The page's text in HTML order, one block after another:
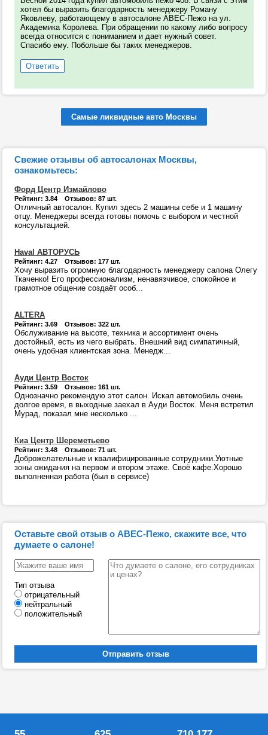
хотел бы выразить благодарность менеджеру Роману
Яковлеву, работающему в автосалоне АВЕС-Пежо на ул.
Академика Королева. При обращении по какому либо вопросу
всегда относится с пониманием и дает нужный совет.
Спасибо ему. Побольше бы таких менеджеров.
Ответить
Самые ликвидные авто Москвы
Свежие отзывы об автосалонах Москвы,
ознакомьтесь:
Форд Центр Измайлово
Рейтинг: 3.84 Отзывов: 87 шт.
Отличный автосалон. Купил здесь 2 машины себе и 1 машину
отцу. Менеджеры всегда готовы помочь с выбором и честной
консультацией.
Haval АВТОРУСЬ
Рейтинг: 4.27 Отзывов: 177 шт.
Хочу выразить огромную благодарность менеджеру салона Олегу
Ткаченко! Его профессионализм, ненавязчивое, спокойное и
грамотное общение создаёт особ...
ALTERA
Рейтинг: 3.69 Отзывов: 322 шт.
Обслуживание на высоте, техника и ассортимент очень
достойный, есть из чего выбрать. Внешний вид симпатичный,
очень удобная клиентская зона. Менедж...
Ауди Центр Восток
Рейтинг: 3.59 Отзывов: 161 шт.
Однозначно рекомендую этот салон. Искал автомобиль очень
долгое время, в выходные заехал в Ауди Восток. Меня встретил
Мурад, показал мне несколько ...
Киа Центр Шереметьево
Рейтинг: 3.48 Отзывов: 71 шт.
Доброжелательные и квалифицированные сотрудники.Уютные
зоны ожидания на первом и втором этаже. Своё кафе.Хорошо
выполненная работа (был в сервисе)
Оставьте свой отзыв о АВЕС-Пежо, скажите все, что
думаете о салоне!
Тип отзыва
отрицательный
нейтральный
положительный